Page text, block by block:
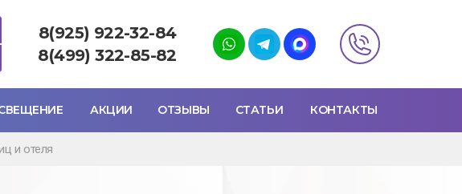
8(925) 922-32-84
8(499) 322-85-82
АКЦИИ ОТЗЫВЫ СТАТЬИ КОНТАКТЫ
и отеля